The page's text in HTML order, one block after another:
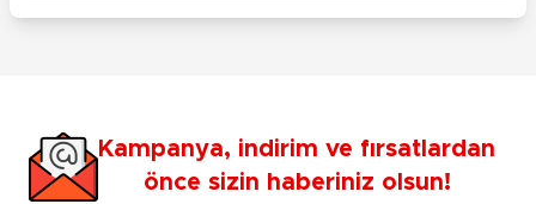
Kampanya, indirim ve fırsatlardan
önce sizin haberiniz olsun!